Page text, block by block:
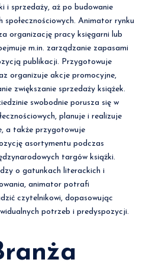
i sprzedaży, aż po budowanie
społecznościowych. Animator rynku
organizację pracy księgarni lub
m.in. zarządzanie zapasami
publikacji. Przygotowuje
organizuje akcje promocyjne,
zwiększanie sprzedaży książek.
swobodnie porusza się w
planuje i realizuje
a także przygotowuje
asortymentu podczas
targów książki.
o gatunkach literackich i
animator potrafi
czytelnikowi, dopasowując
potrzeb i predyspozycji.